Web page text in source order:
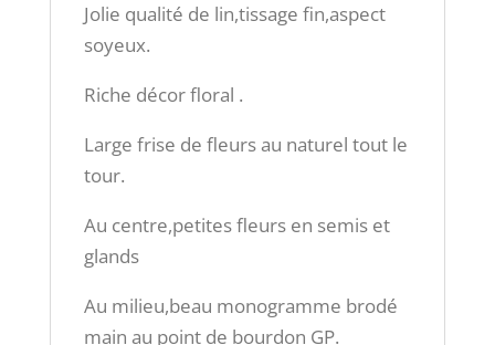
Jolie qualité de lin,tissage fin,aspect
soyeux.
Riche décor floral .
Large frise de fleurs au naturel tout le
tour.
Au centre,petites fleurs en semis et
glands
Au milieu,beau monogramme brodé
main au point de bourdon GP.